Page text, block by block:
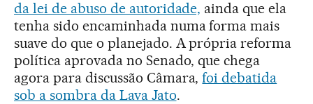
da lei de abuso de autoridade, ainda que ela
tenha sido encaminhada numa forma mais
suave do que o planejado. A própria reforma
política aprovada no Senado, que chega
agora para discussão Câmara,foi debatida
sob a sombra da Lava Jato.